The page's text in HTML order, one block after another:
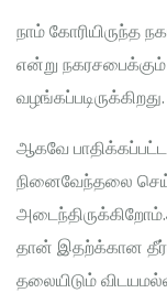
நாம் கோரியிருந்த
என்று
வழங்கப்படிருக்கிறது.
ஆகவே
நினைவேந்தலை
தான் இதற்க்கான
தலையிடும்